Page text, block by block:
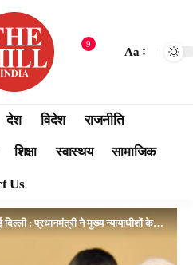
9
Aa
देश विदेश राजनीति
शिक्षा स्वास्थय सामाजिक
Us
: प्रधानमंत्री ने मुख्य न्यायाधीशों के संयुक्त सम्मेलन का उद्घाटन किया